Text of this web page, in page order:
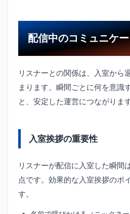
配信中のコミュニケ
リスナーとの関係は、入室から
まります。瞬間ごとに何を意識
と、安定した運営につながります
入室挨拶の重要性
リスナーが配信に入室した瞬間
点です。効果的な入室挨拶のポ
す。